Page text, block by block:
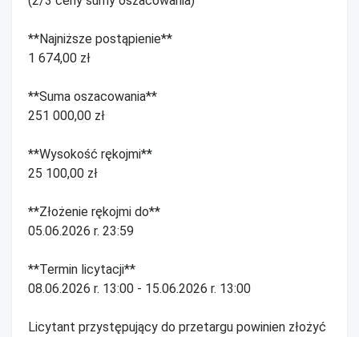
**Najniższe postąpienie**
1 674,00 zł
**Suma oszacowania**
251 000,00 zł
**Wysokość rękojmi**
25 100,00 zł
**Złożenie rękojmi do**
05.06.2026 r. 23:59
**Termin licytacji**
08.06.2026 r. 13:00 - 15.06.2026 r. 13:00
Licytant przystępujący do przetargu powinien złożyć